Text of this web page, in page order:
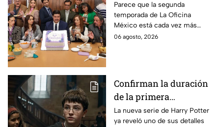
temporada 2 y un
detalle desata teorías
entre los fans
Parece que la segunda
temporada de La Oficina
México está cada vez más
cerca, pues el elenco ya se
06 agosto, 2026
Confirman la duración
de la primera
temporada de Harry
Potter y emocionará a
La nueva serie de Harry Potter
ya reveló uno de sus detalles